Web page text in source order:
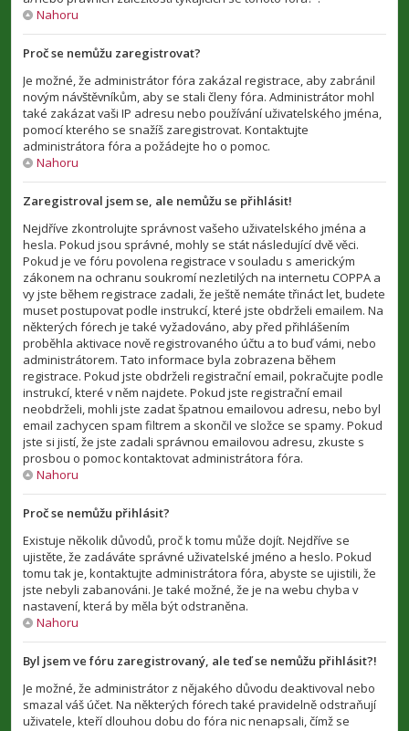
Nahoru
Proč se nemůžu zaregistrovat?
Je možné, že administrátor fóra zakázal registrace, aby zabránil
novým návštěvníkům, aby se stali členy fóra. Administrátor mohl
také zakázat vaši IP adresu nebo používání uživatelského jména,
pomocí kterého se snažíš zaregistrovat. Kontaktujte
administrátora fóra a požádejte ho o pomoc.
Nahoru
Zaregistroval jsem se, ale nemůžu se přihlásit!
Nejdříve zkontrolujte správnost vašeho uživatelského jména a
hesla. Pokud jsou správné, mohly se stát následující dvě věci.
Pokud je ve fóru povolena registrace v souladu s americkým
zákonem na ochranu soukromí nezletilých na internetu COPPA a
vy jste během registrace zadali, že ještě nemáte třináct let, budete
muset postupovat podle instrukcí, které jste obdrželi emailem. Na
některých fórech je také vyžadováno, aby před přihlášením
proběhla aktivace nově registrovaného účtu a to buď vámi, nebo
administrátorem. Tato informace byla zobrazena během
registrace. Pokud jste obdrželi registrační email, pokračujte podle
instrukcí, které v něm najdete. Pokud jste registrační email
neobdrželi, mohli jste zadat špatnou emailovou adresu, nebo byl
email zachycen spam filtrem a skončil ve složce se spamy. Pokud
jste si jistí, že jste zadali správnou emailovou adresu, zkuste s
prosbou o pomoc kontaktovat administrátora fóra.
Nahoru
Proč se nemůžu přihlásit?
Existuje několik důvodů, proč k tomu může dojít. Nejdříve se
ujistěte, že zadáváte správné uživatelské jméno a heslo. Pokud
tomu tak je, kontaktujte administrátora fóra, abyste se ujistili, že
jste nebyli zabanováni. Je také možné, že je na webu chyba v
nastavení, která by měla být odstraněna.
Nahoru
Byl jsem ve fóru zaregistrovaný, ale teď se nemůžu přihlásit?!
Je možné, že administrátor z nějakého důvodu deaktivoval nebo
smazal váš účet. Na některých fórech také pravidelně odstraňují
uživatele, kteří dlouhou dobu do fóra nic nenapsali, čímž se